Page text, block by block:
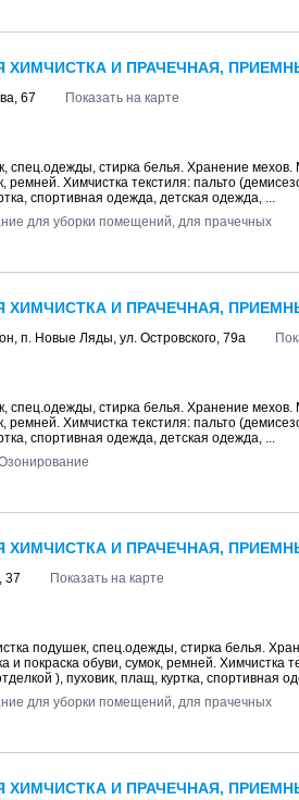
ХИМЧИСТКА И ПРАЧЕЧНАЯ,
67
Показать на карте
спец.одежды, стирка белья. Хранение
ремней. Химчистка текстиля: пальто
спортивная одежда, детская одежда, ...
для уборки помещений, для прачечных
ХИМЧИСТКА И ПРАЧЕЧНАЯ,
, п. Новые Ляды, ул. Островского, 79а
спец.одежды, стирка белья. Хранение
ремней. Химчистка текстиля: пальто
спортивная одежда, детская одежда, ...
ХИМЧИСТКА И ПРАЧЕЧНАЯ,
37
Показать на карте
подушек, спец.одежды, стирка белья.
и покраска обуви, сумок, ремней.
), пуховик, плащ, куртка, спортивная
для уборки помещений, для прачечных
ХИМЧИСТКА И ПРАЧЕЧНАЯ,